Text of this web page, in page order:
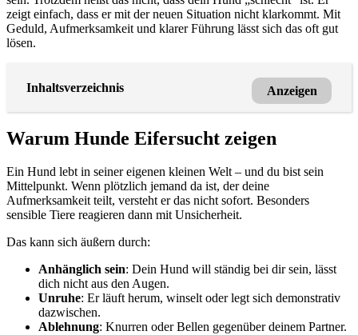
zeigt einfach, dass er mit der neuen Situation nicht klarkommt. Mit
Geduld, Aufmerksamkeit und klarer Führung lässt sich das oft gut
lösen.
Inhaltsverzeichnis Anzeigen
Warum Hunde Eifersucht zeigen
Ein Hund lebt in seiner eigenen kleinen Welt – und du bist sein
Mittelpunkt. Wenn plötzlich jemand da ist, der deine
Aufmerksamkeit teilt, versteht er das nicht sofort. Besonders
sensible Tiere reagieren dann mit Unsicherheit.
Das kann sich äußern durch:
Anhänglich sein: Dein Hund will ständig bei dir sein, lässt
dich nicht aus den Augen.
Unruhe: Er läuft herum, winselt oder legt sich demonstrativ
dazwischen.
Ablehnung: Knurren oder Bellen gegenüber deinem Partner.